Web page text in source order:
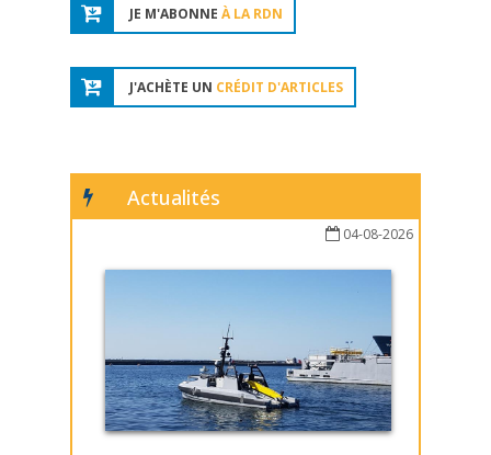
JE M'ABONNE À LA RDN
J'ACHÈTE UN CRÉDIT D'ARTICLES
Actualités
04-08-2026